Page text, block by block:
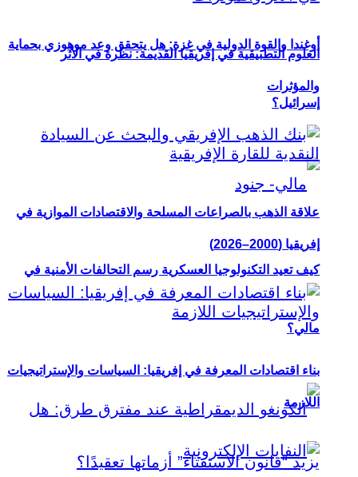
أوغندا والقوة الدولية في غزة: هل يتحقق وعد موهوزي بحماية
إسرائيل؟
كيف تعيد التكنولوجيا العسكرية رسم التحالفات الأمنية في
مالي؟
العلوم التطبيقية في إفريقيا القديمة: نظرة في الأثر
والمؤثرات
علاقة الذهب بالصراعات المسلحة والاقتصادات الموازية في
إفريقيا (2000–2026)
بناء اقتصادات المعرفة في إفريقيا: السياسات والإستراتيجيات
اللازمة